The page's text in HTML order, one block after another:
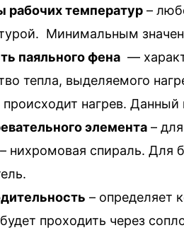
рабочих температур –
Минимальным
паяльного фена —
тепла, выделяемого
нагрев.
элемента –
нихромовая спираль. Для
– определяет
проходить через